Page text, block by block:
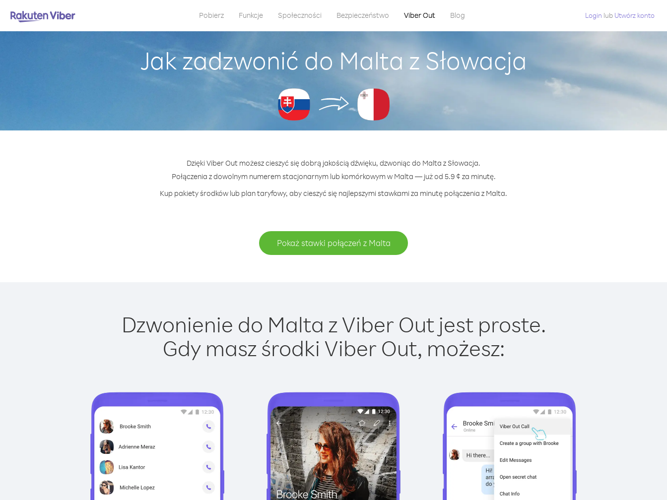
Pobierz Funkcje Społeczności Bezpieczeństwo Viber Out Blog Login lub Utwórz konto
Jak zadzwonić do Malta z Słowacja
Dzięki Viber Out możesz cieszyć się dobrą jakością dźwięku, dzwoniąc do Malta z Słowacja.
Połączenia z dowolnym numerem stacjonarnym lub komórkowym w Malta — już od 5.9 ¢ za minutę.
Kup pakiety środków lub plan taryfowy, aby cieszyć się najlepszymi stawkami za minutę połączenia z Malta.
Pokaż stawki połączeń z Malta
Dzwonienie do Malta z Viber Out jest proste.
Gdy masz środki Viber Out, możesz: